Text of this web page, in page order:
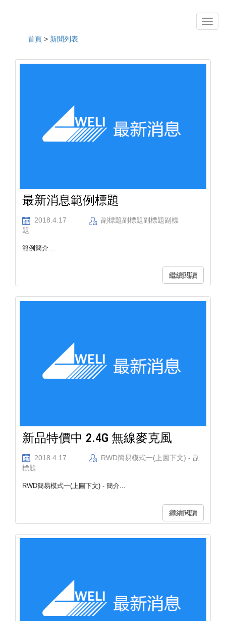
導
覽
關
首頁 > 新聞列表
最新消息範例標題
2018.4.17
副標題副標題副標題副標
題
範例簡介...
繼續閱讀
新品特價中 2.4G 無線麥克風
2018.4.17
RWD簡易模式一(上圖下文) - 副
標題
RWD簡易模式一(上圖下文) - 簡介...
繼續閱讀